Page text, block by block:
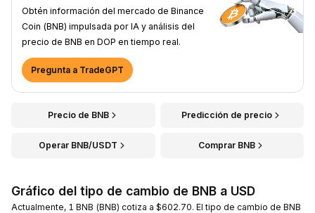
Obtén información del mercado de Binance
Coin (BNB) impulsada por IA y análisis del
precio de BNB en DOP en tiempo real.
Pregunta a TradeGPT
Precio de BNB Predicción de precio
Operar BNB/USDT Comprar BNB
Gráfico del tipo de cambio de BNB a USD
Actualmente, 1 BNB (BNB) cotiza a $602.70. El tipo de cambio de BNB